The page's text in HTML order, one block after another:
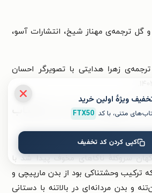
و گل ترجمه‌ی مهناز شیخ، انتشارات آسو،
زهرا هدایتی با تصویرگر احسان
درباری از خار و رز (کتاب
سروکلهٔ ناگاهای مخوف پیدا شد با
ترکیب وحشتناکی بود از بدن مارپیچی و
و بدن مردانه‌ای در بالاتنه با دستانی
متنی، با کد FTX50
کپی کردن کد تخفیف